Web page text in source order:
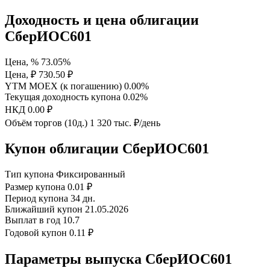
Доходность и цена облигации
СберИОС601
Цена, % 73.05%
Цена, ₽ 730.50 ₽
YTM MOEX (к погашению) 0.00%
Текущая доходность купона 0.02%
НКД 0.00 ₽
Объём торгов (10д.) 1 320 тыс. ₽/день
Купон облигации СберИОС601
Тип купона Фиксированный
Размер купона 0.01 ₽
Период купона 34 дн.
Ближайший купон 21.05.2026
Выплат в год 10.7
Годовой купон 0.11 ₽
Параметры выпуска СберИОС601